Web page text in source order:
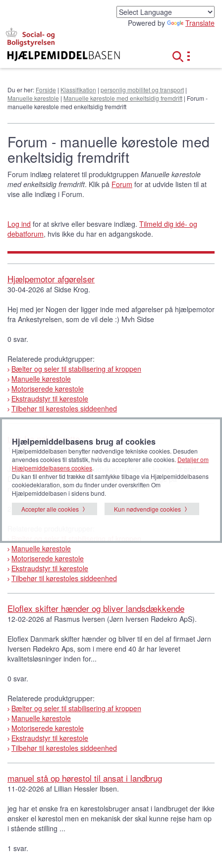
Powered by Translate
Du er her: Forside | Klassifikation | personlig mobilitet og transport |
Manuelle kørestole | Manuelle kørestole med enkeltsidig fremdrift | Forum -
manuelle kørestole med enkeltsidig fremdrift
Forum - manuelle kørestole med
enkeltsidig fremdrift
Forum indlæg relateret til produktgruppen Manuelle kørestole
med enkeltsidig fremdrift. Klik på Forum for at udvide listen til at
vise alle indlæg i Forum.
Log ind for at skrive eller besvare indlæg. Tilmeld dig idé- og
debatforum, hvis ikke du har en adgangskode.
Hjælpemotor afgørelser
30-04-2026 af Sidse Krog.
Hej med jer Nogen der ligger inde med afgørelser på hjælpemotor
fra Ankestyrelsen, som de vil dele :) Mvh Sidse
0 svar.
Relaterede produktgrupper:
Bælter og seler til stabilisering af kroppen
Manuelle kørestole
Motoriserede kørestole
Ekstraudstyr til kørestole
Tilbehør til kørestoles siddeenhed
tryk fra nakkestøtte
11-03-2026 af Anja.
Jeg har en borger som har udviklet tryksår på kanten af øret.
Dette gør borger ved at trækker sig frem og tilbage på
nakkestøtten . Denne bevæ...
2 svar.
Manuelle kørestole
Motoriserede kørestole
Ekstraudstyr til kørestole
Tilbehør til kørestoles siddeenhed
Eloflex skifter hænder og bliver landsdækkende
12-02-2026 af Rasmus Iversen (Jørn Iversen Rødekro ApS).
Eloflex Danmark skifter hænder og bliver til en del af firmaet Jørn
Iversen Rødekro Aps, som i mere end 40 år har leveret
kvalitetsløsninger inden for...
0 svar.
Relaterede produktgrupper:
Bælter og seler til stabilisering af kroppen
Manuelle kørestole
Motoriserede kørestole
Ekstraudstyr til kørestole
Tilbehør til kørestoles siddeenhed
manuel stå op hørestol til ansat i landbrug
11-02-2026 af Lillian Hessler Ibsen.
jeg har et ønske fra en kørestolsbruger ansat i landbruget der ikke
ønsker el kørestol men en mekanisk der skal kunne rejse ham op
i stående stilling ...
1 svar.
Hjælpemiddelbasens brug af cookies
Hjælpemiddelbasen benytter nødvendige tekniske cookies. Desuden
anvendes cookies til statistik, hvis du accepterer alle cookies. Detaljer om
Hjælpemiddelbasens cookies.
Du kan til enhver tid trække dit samtykke tilbage via Hjælpemiddelbasens
cookiedeklaration, som du finder under overskriften Om
Hjælpemiddelbasen i sidens bund.
Accepter alle cookies
Kun nødvendige cookies